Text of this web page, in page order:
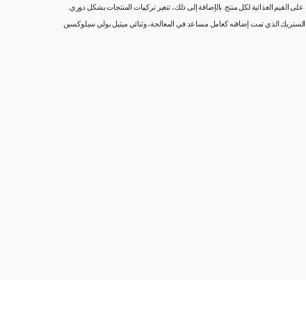
القيم الغذائية لكل منتج. بالإضافة إلى ذلك، تتغير تركيبات المنتجات بشكل دوري.
الذي تمت إضافته كعامل مساعد في المعالجة، وثنائي ميثيل بولي سيلوكسين